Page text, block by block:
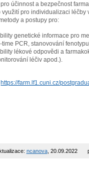
účinnost a bezpečnost
pro individualizaci léčby
a postupy pro:
genetické informace pro
time PCR, stanovování
lékové odpovědi a
léčiv apod.).
https://farm.lf1.cuni.cz/
ncanova, 20.09.2022